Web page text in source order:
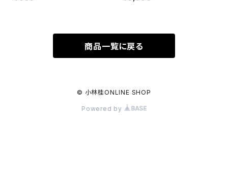
商品一覧に戻る
© 小林桂ONLINE SHOP
Powered by